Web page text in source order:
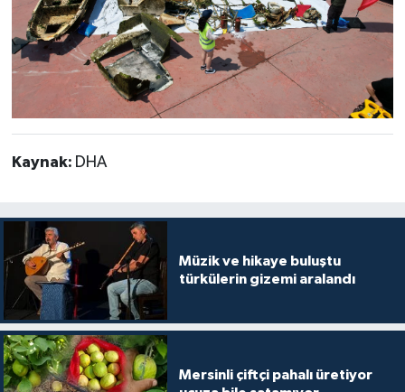
Kaynak: DHA
Müzik ve hikaye buluştu
türkülerin gizemi aralandı
Mersinli çiftçi pahalı üretiyor